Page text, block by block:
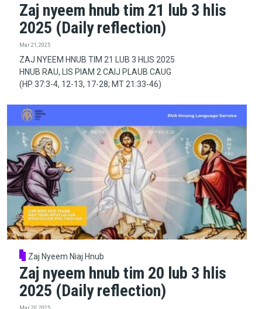
Zaj nyeem hnub tim 21 lub 3 hlis
2025 (Daily reflection)
Mar 21, 2025
ZAJ NYEEM HNUB TIM 21 LUB 3 HLIS 2025
HNUB RAU, LIS PIAM 2 CAIJ PLAUB CAUG
(HP 37:3-4, 12-13, 17-28; MT 21:33-46)
Zaj Nyeem Niaj Hnub
Zaj nyeem hnub tim 20 lub 3 hlis
2025 (Daily reflection)
Mar 20, 2025